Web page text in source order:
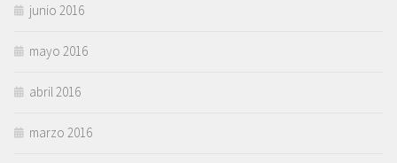
junio 2016
mayo 2016
abril 2016
marzo 2016